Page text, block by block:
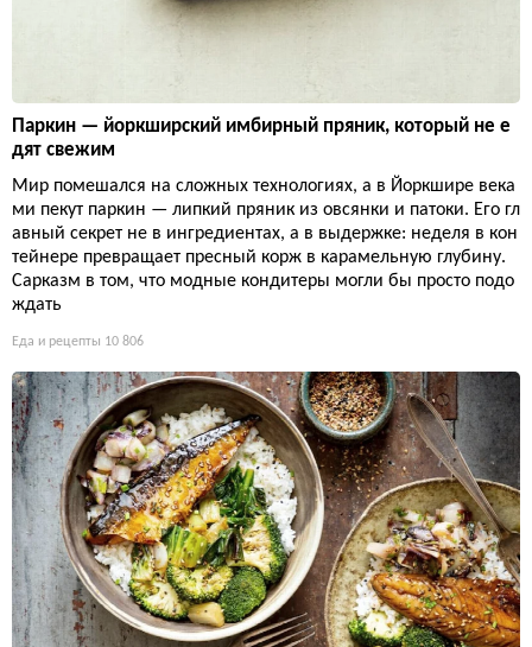
Паркин — йоркширский имбирный пряник, который не е
дят свежим
Мир помешался на сложных технологиях, а в Йоркшире века
ми пекут паркин — липкий пряник из овсянки и патоки. Его гл
авный секрет не в ингредиентах, а в выдержке: неделя в кон
тейнере превращает пресный корж в карамельную глубину.
Сарказм в том, что модные кондитеры могли бы просто подо
ждать
Еда и рецепты 10 806